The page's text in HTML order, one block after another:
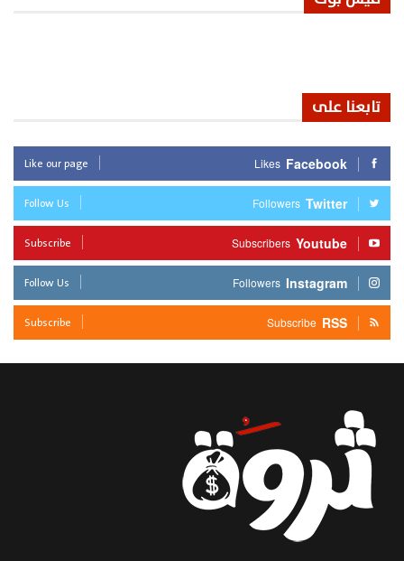
تابعنا على
Facebook
Likes
Like our page
Twitter
Followers
Follow Us
Youtube
Subscribers
Subscribe
Instagram
Followers
Follow Us
RSS
Subscribe
Subscribe